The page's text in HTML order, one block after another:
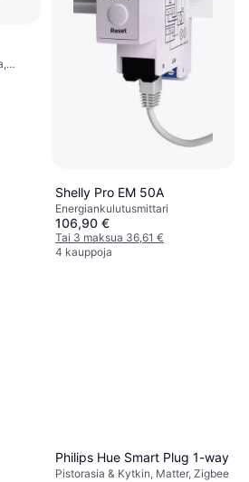
Shelly Pro EM 50A
Energiankulutusmittari
106,90 €
Tai 3 maksua 36,61 €
4 kauppoja
Philips Hue Smart Plug 1-way
Pistorasia & Kytkin, Matter, Zigbee